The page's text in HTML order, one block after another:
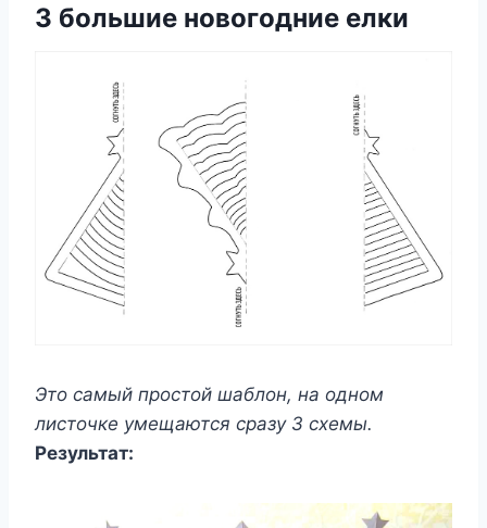
3 большие новогодние елки
Это самый простой шаблон, на одном
листочке умещаются сразу 3 схемы.
Результат: